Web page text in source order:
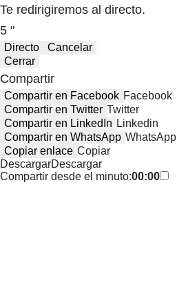
Te redirigiremos al directo.
5 "
Directo
Cancelar
Cerrar
Compartir
Compartir en Facebook Facebook
Compartir en Twitter Twitter
Compartir en LinkedIn Linkedin
Compartir en WhatsApp WhatsApp
Copiar enlace Copiar
DescargarDescargar
Compartir desde el minuto:00:00